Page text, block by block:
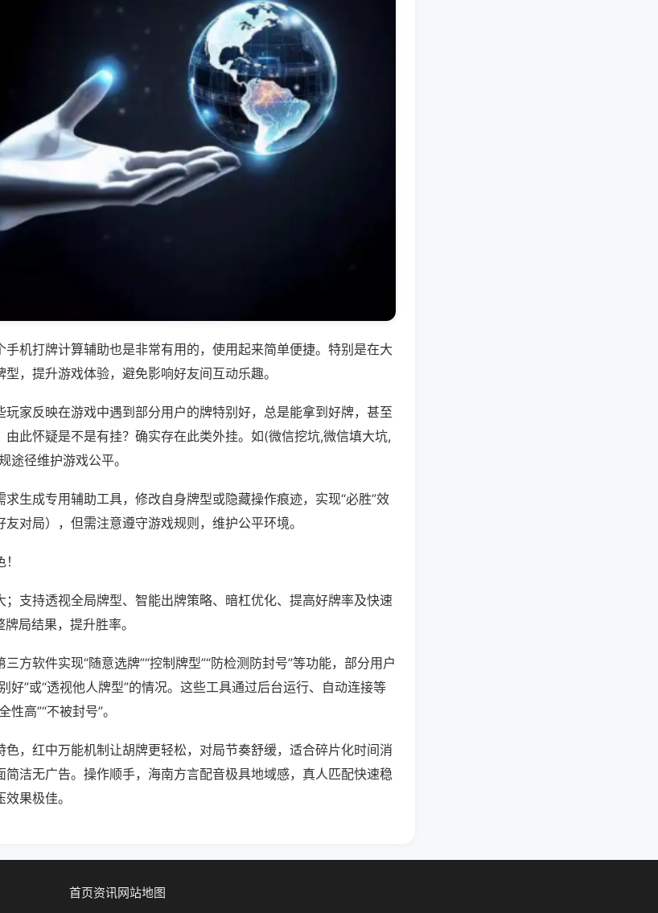
手机打牌计算辅助也是非常有用的，使用起来简单便捷。特别是在大
，提升游戏体验，避免影响好友间互动乐趣。
家反映在游戏中遇到部分用户的牌特别好，总是能拿到好牌，甚至
此怀疑是不是有挂？确实存在此类外挂。如(微信挖坑,微信填大坑,
途径维护游戏公平。
生成专用辅助工具，修改自身牌型或隐藏操作痕迹，实现“必胜”效
对局），但需注意遵守游戏规则，维护公平环境。
支持透视全局牌型、智能出牌策略、暗杠优化、提高好牌率及快速
局结果，提升胜率。
方软件实现“随意选牌”“控制牌型”“防检测防封号”等功能，部分用户
好”或“透视他人牌型”的情况。这些工具通过后台运行、自动连接等
高”“不被封号”。
，红中万能机制让胡牌更轻松，对局节奏舒缓，适合碎片化时间消
洁无广告。操作顺手，海南方言配音极具地域感，真人匹配快速稳
果极佳。
首页资讯网站地图